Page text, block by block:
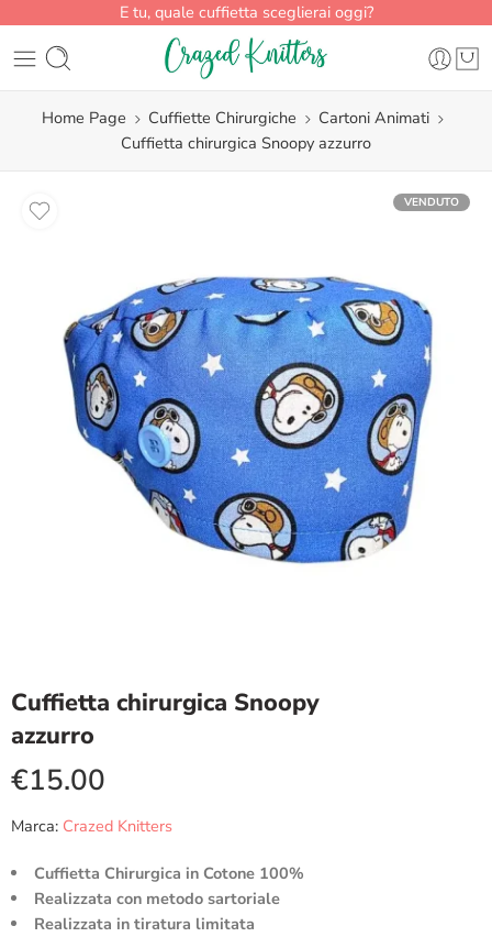
E tu, quale cuffietta sceglierai oggi?
Home Page Cuffiette Chirurgiche
Cartoni Animati
Cuffietta chirurgica Snoopy azzurro
VENDUTO
Cuffietta chirurgica Snoopy
azzurro
€15.00
Marca: Crazed Knitters
Cuffietta Chirurgica in Cotone 100%
Realizzata con metodo sartoriale
Realizzata in tiratura limitata